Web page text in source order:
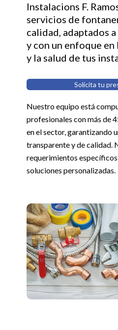
Instalacions F.
servicios de
calidad, adaptados
y con un enfoque
y la salud de tus
Solicita tu
Nuestro equipo está
profesionales con más de
en el sector, garantizando
transparente y de calidad.
requerimientos
soluciones personalizadas.